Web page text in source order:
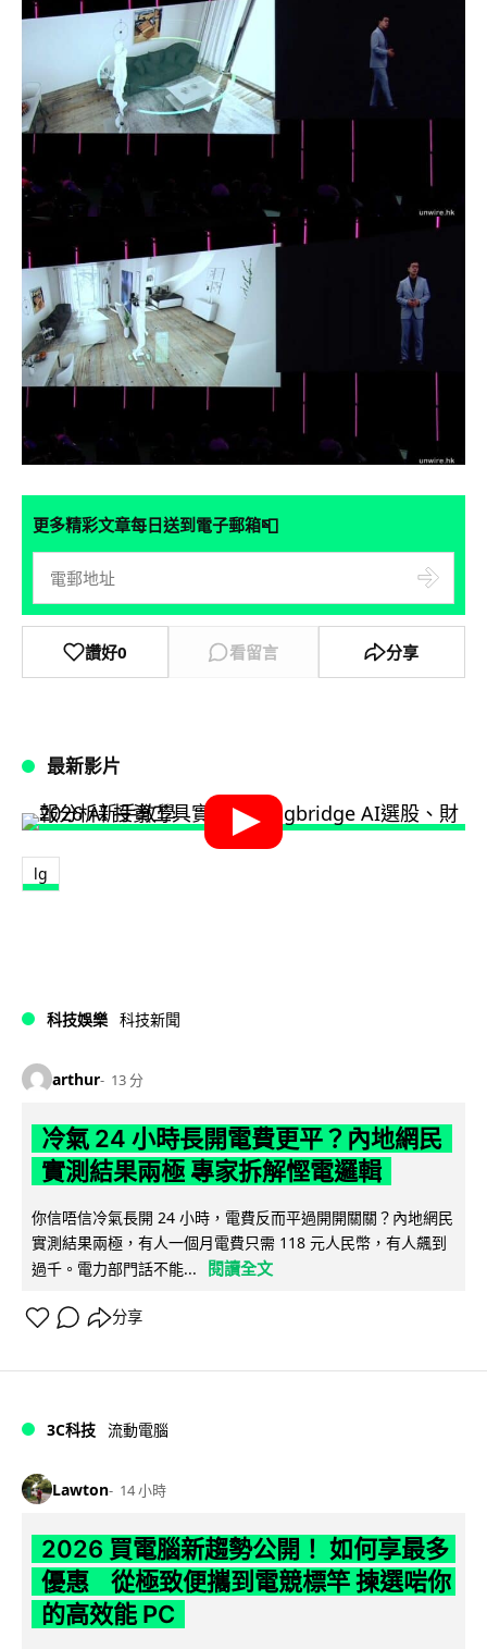
更多精彩文章每日送到電子郵箱📮
讚好0 看留言 分享
最新影片
lg
科技娛樂 科技新聞
arthur 13 分
冷氣 24 小時長開電費更平？內地網民
實測結果兩極 專家拆解慳電邏輯
你信唔信冷氣長開 24 小時，電費反而平過開開關關？內地網民
實測結果兩極，有人一個月電費只需 118 元人民幣，有人飆到
過千。電力部門話不能...
閱讀全文
分享
3C科技 流動電腦
Lawton 14 小時
2026 買電腦新趨勢公開！ 如何享最多
優惠 從極致便攜到電競標竿 揀選啱你
的高效能 PC